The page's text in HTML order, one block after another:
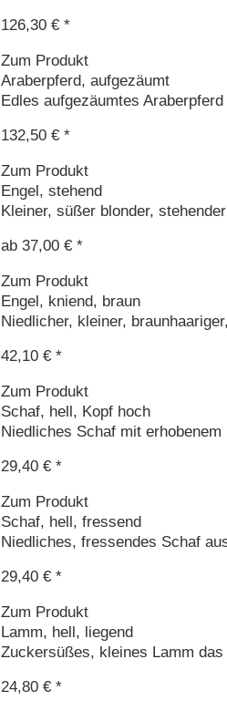
126,30 € *
Zum Produkt
Araberpferd, aufgezäumt
Edles aufgezäumtes
132,50 € *
Zum Produkt
Engel, stehend
Kleiner, süßer blonder,
ab 37,00 € *
Zum Produkt
Engel, kniend, braun
Niedlicher, kleiner,
42,10 € *
Zum Produkt
Schaf, hell, Kopf hoch
Niedliches Schaf mit
29,40 € *
Zum Produkt
Schaf, hell, fressend
Niedliches, fressendes Schaf
29,40 € *
Zum Produkt
Lamm, hell, liegend
Zuckersüßes, kleines Lamm
24,80 € *